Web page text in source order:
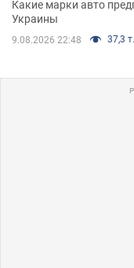
Какие марки авто
Украины
9.08.2026 22:48 37,3 т.